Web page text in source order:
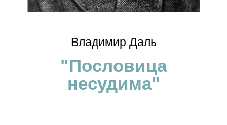
"Пословица
несудима"
Владимир Даль